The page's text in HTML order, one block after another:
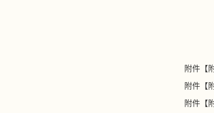
附件【
附件【
附件【